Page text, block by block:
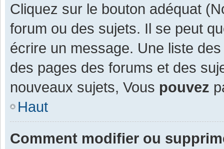
Cliquez sur le bouton adéquat
forum ou des sujets. Il se peut
écrire un message. Une liste
des pages des forums et des
nouveaux sujets, Vous pouvez
Haut
Comment modifier ou